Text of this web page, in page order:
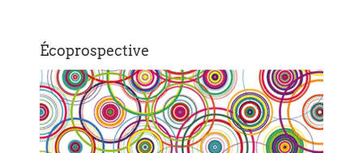
Écoprospective